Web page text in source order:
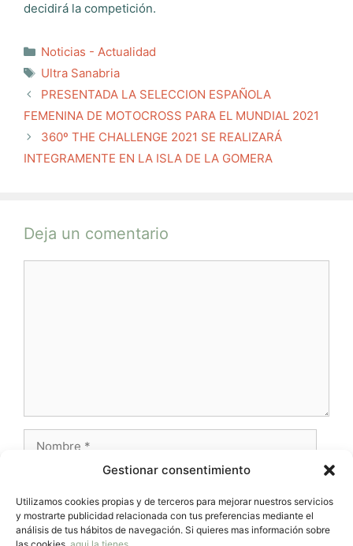
Gestionar consentimiento
Utilizamos cookies propias y de terceros para mejorar nuestros servicios
y mostrarte publicidad relacionada con tus preferencias mediante el
análisis de tus hábitos de navegación. Si quieres mas información sobre
decidirá la competición.
Categorías
Noticias - Actualidad
Etiquetas
Ultra Sanabria
PRESENTADA LA SELECCION ESPAÑOLA
FEMENINA DE MOTOCROSS PARA EL MUNDIAL 2021
360º THE CHALLENGE 2021 SE REALIZARÁ
INTEGRAMENTE EN LA ISLA DE LA GOMERA
Deja un comentario
electrónico
Web